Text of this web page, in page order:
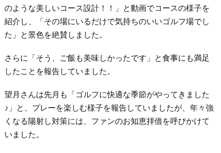
のような美しいコース設計！！」と動画でコースの様子を
紹介し、「その場にいるだけで気持ちのいいゴルフ場でし
た」と景色を絶賛しました。
さらに「そう、ご飯も美味しかったです」と食事にも満足
したことを報告していました。
望月さんは先月も「ゴルフに快適な季節がやってきました
♪」と、プレーを楽しむ様子を報告していましたが、年々強
くなる陽射し対策には、ファンのお知恵拝借を呼びかけて
いました。